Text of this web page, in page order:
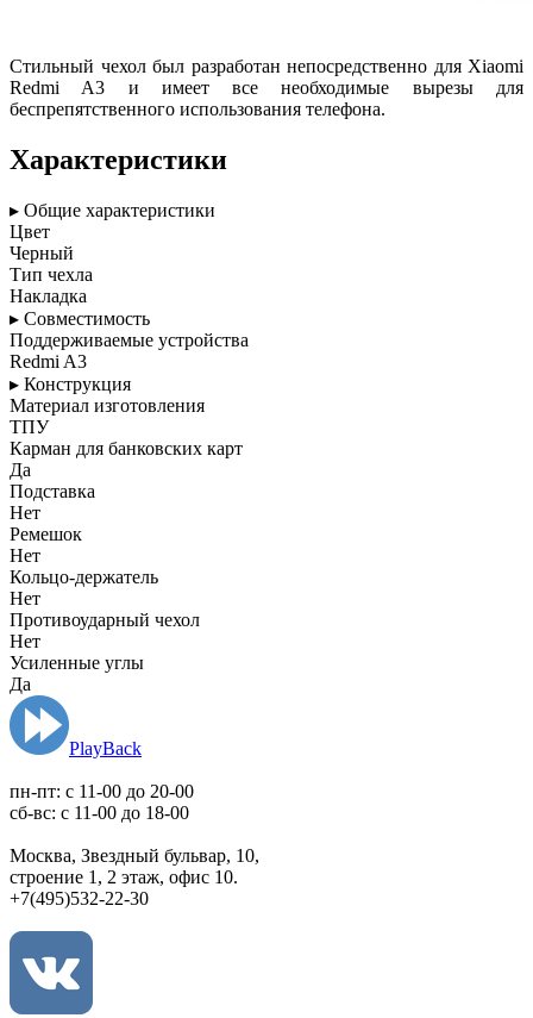
Стильный чехол был разработан непосредственно для Xiaomi
Redmi A3 и имеет все необходимые вырезы для
беспрепятственного использования телефона.
Характеристики
▸ Общие характеристики
Цвет
Черный
Тип чехла
Накладка
▸ Совместимость
Поддерживаемые устройства
Redmi A3
▸ Конструкция
Материал изготовления
ТПУ
Карман для банковских карт
Да
Подставка
Нет
Ремешок
Нет
Кольцо-держатель
Нет
Противоударный чехол
Нет
Усиленные углы
Да
PlayBack
пн-пт: c 11-00 до 20-00
сб-вс: с 11-00 до 18-00
Москва, Звездный бульвар, 10,
строение 1, 2 этаж, офис 10.
+7(495)532-22-30